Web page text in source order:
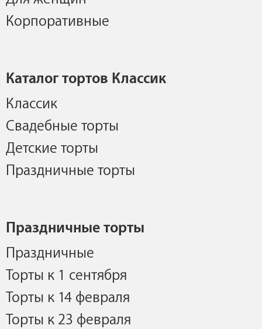
Корпоративные
Каталог тортов Классик
Классик
Свадебные торты
Детские торты
Праздничные торты
Праздничные торты
Праздничные
Торты к 1 сентября
Торты к 14 февраля
Торты к 23 февраля